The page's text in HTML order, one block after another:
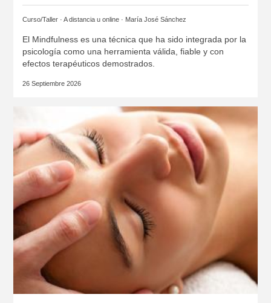
Curso/Taller · A distancia u online · María José Sánchez
El Mindfulness es una técnica que ha sido integrada por la
psicología como una herramienta válida, fiable y con
efectos terapéuticos demostrados.
26 Septiembre 2026